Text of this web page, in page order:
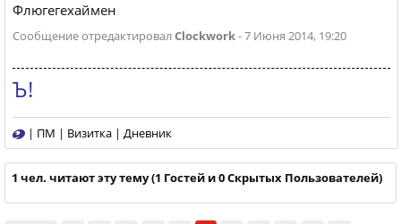
Флюгегехаймен
Сообщение отредактировалClockwork- 7 Июня 2014, 19:20
Ъ!
| ПМ | Визитка | Дневник
1 чел. читают эту тему (1 Гостей и 0 Скрытых Пользователей)